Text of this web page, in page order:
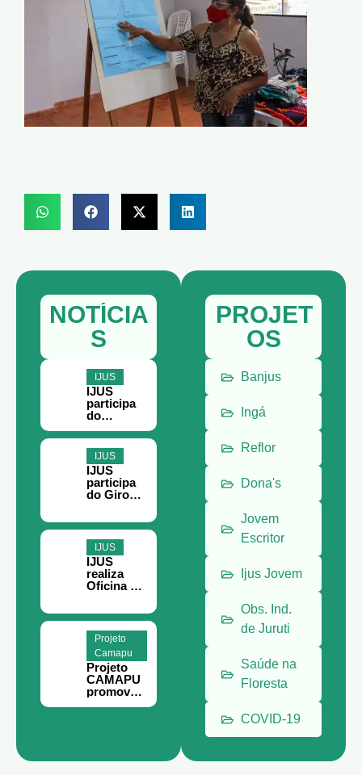
NOTÍCIA
S
IJUS
IJUS
participa
do
Encontro
Paraense
do
Terceiro
Setor, em
Belém
IJUS
IJUS
participa
do Giro
em Belém
IJUS
IJUS
realiza
Oficina de
Mudança
e
Planejame
nto
Estratégic
o em
Juruti
Projeto
Camapu
Projeto
CAMAPU
promove
curso de
des rurais
PROJET
OS
Banjus
Ingá
Reflor
Dona's
Jovem
Escritor
Ijus Jovem
Obs. Ind.
de Juruti
Saúde na
Floresta
COVID-19